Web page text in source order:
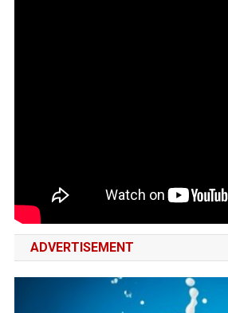
ADVERTISEMENT